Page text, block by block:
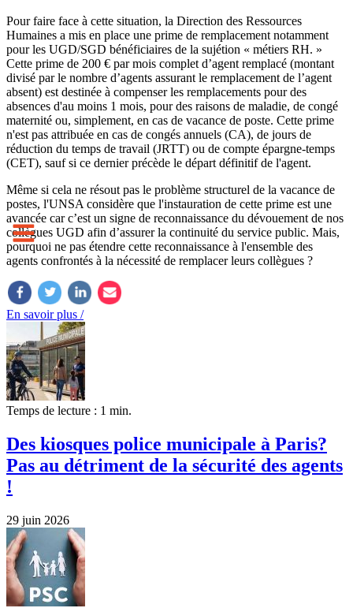
Pour faire face à cette situation, la Direction des Ressources
Humaines a mis en place une prime de remplacement notamment
pour les UGD/SGD bénéficiaires de la sujétion « métiers RH. »
Cette prime de 200 € par mois complet d’agent remplacé (montant
divisé par le nombre d’agents assurant le remplacement de l’agent
absent) est destinée à compenser les remplacements pour des
absences d'au moins 1 mois, pour des raisons de maladie, de congé
maternité ou, simplement, en cas de vacance de poste. Cette prime
n'est pas attribuée en cas de congés annuels (CA), de jours de
réduction du temps de travail (JRTT) ou de compte épargne-temps
(CET), sauf si ce dernier précède le départ définitif de l'agent.
Même si cela ne résout pas le problème structurel de la vacance de
postes, l'UNSA considère que l'instauration de cette prime est une
avancée car c’est un signe de reconnaissance du dévouement de nos
collègues UGD afin d’assurer la continuité du service public. Mais,
pourquoi ne pas étendre cette reconnaissance à l'ensemble des
agents confrontés à la nécessité de remplacer leurs collègues ?
En savoir plus /
Temps de lecture : 1 min.
Des kiosques police municipale à Paris?
Pas au détriment de la sécurité des agents
!
29 juin 2026